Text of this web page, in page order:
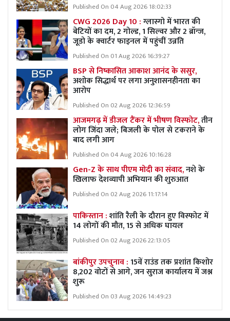
Published On 04 Aug 2026 18:02:33
CWG 2026 Day 10 :ग्लास्गो में भारत की
बेटियों का दम, 2 गोल्ड, 1 सिल्वर और 2 ब्रॉन्ज,
जूडो के क्वार्टर फाइनल में पहुंचीं उन्नति
Published On 01 Aug 2026 16:39:27
BSP से निष्कासित आकाश आनंद के ससुर,
अशोक सिद्धार्थ पर लगा अनुशासनहीनता का
आरोप
Published On 02 Aug 2026 12:36:59
आजमगढ़ में डीजल टैंकर में भीषण विस्फोट,तीन
लोग जिंदा जले; बिजली के पोल से टकराने के
बाद लगी आग
Published On 04 Aug 2026 10:16:28
Gen-Z के साथ पीएम मोदी का संवाद,नशे के
खिलाफ देशव्यापी अभियान की शुरुआत
Published On 02 Aug 2026 11:17:14
पाकिस्तान :शांति रैली के दौरान हुए विस्फोट में
14 लोगों की मौत, 15 से अधिक घायल
Published On 02 Aug 2026 22:13:05
बांकीपुर उपचुनाव :15वें राउंड तक प्रशांत किशोर
8,202 वोटों से आगे, जन सुराज कार्यालय में जश्न
शुरू
Published On 03 Aug 2026 14:49:23